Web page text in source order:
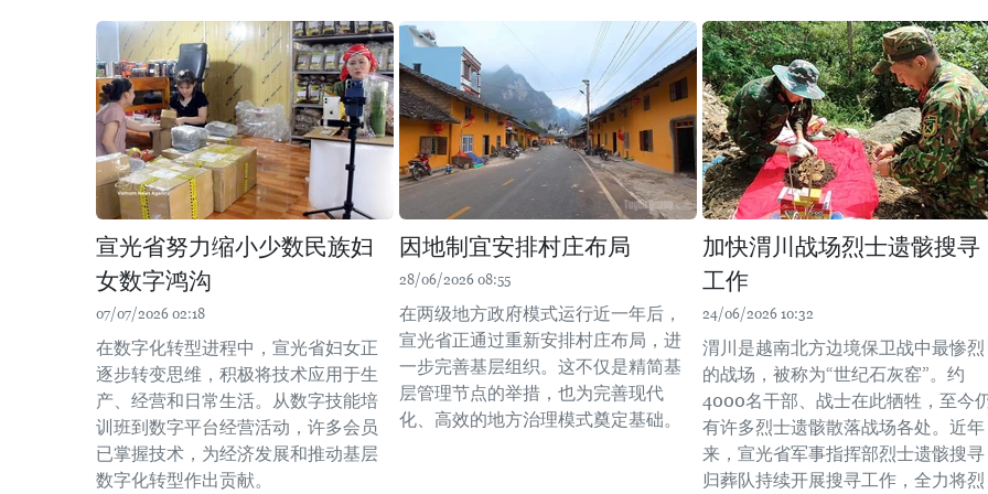
宣光省努力缩小少数民族妇
女数字鸿沟
07/07/2026 02:18
在数字化转型进程中，宣光省妇女正
逐步转变思维，积极将技术应用于生
产、经营和日常生活。从数字技能培
训班到数字平台经营活动，许多会员
已掌握技术，为经济发展和推动基层
数字化转型作出贡献。
因地制宜安排村庄布局
28/06/2026 08:55
在两级地方政府模式运行近一年后，
宣光省正通过重新安排村庄布局，进
一步完善基层组织。这不仅是精简基
层管理节点的举措，也为完善现代
化、高效的地方治理模式奠定基础。
加快渭川战场烈士遗骸搜寻
工作
24/06/2026 10:32
渭川是越南北方边境保卫战中最惨烈
的战场，被称为“世纪石灰窑”。约
4000名干部、战士在此牺牲，至今
有许多烈士遗骸散落战场各处。近年
来，宣光省军事指挥部烈士遗骸搜寻
归葬队持续开展搜寻工作，全力将烈